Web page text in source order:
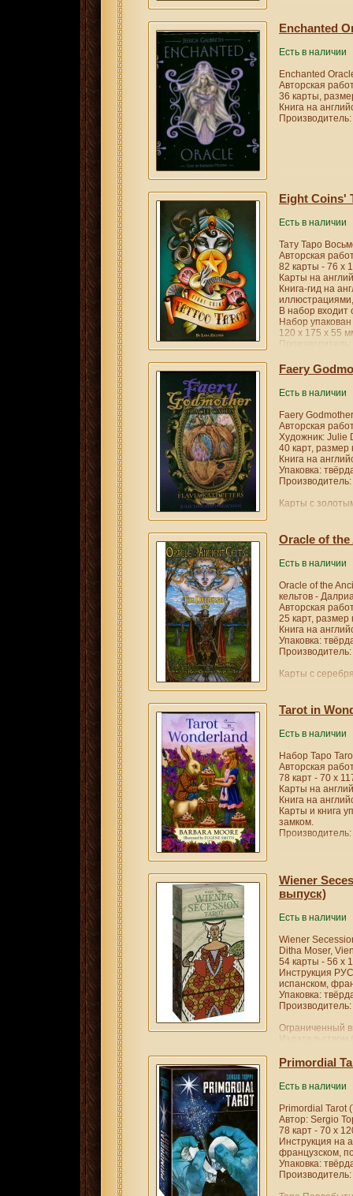
Enchanted
Есть в наличии
Enchanted
Авторская
36 карты,
Книга на
Eight Coins'
Есть в наличии
Тату Таро
Авторская
82 карты - 76 х
Карты на
Книга-гид на
В набор входит
Набор
120 х 175 x 55
Faery
Есть в наличии
Faery
Авторская
Художник: Julie
40 карт, размер
Книга на
Упаковка:
Карты с
Oracle of the
Есть в наличии
Oracle of the
кельтов -
Авторская
25 карт, размер
Книга на
Упаковка:
Карты с
Tarot in
Есть в наличии
Набор Таро
Авторская
78 карт - 70 х
Карты на
Книга на
Карты и книга
замком.
Wiener
выпуск)
Есть в наличии
Wiener
Ditha Moser,
54 карты - 56 х
Инструкция
испанском,
Упаковка:
Ограниченный
Издательством
номером.
Primordial
Есть в наличии
Primordial Tarot
Автор: Sergio
78 карт - 70 х
Инструкция на
французском,
Упаковка: